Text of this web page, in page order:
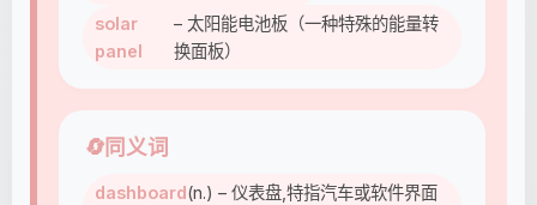
solar
panel
– 太阳能电池板（一种特殊的能量转
换面板）
🔄同义词
dashboard(n.) – 仪表盘,特指汽车或软件界面